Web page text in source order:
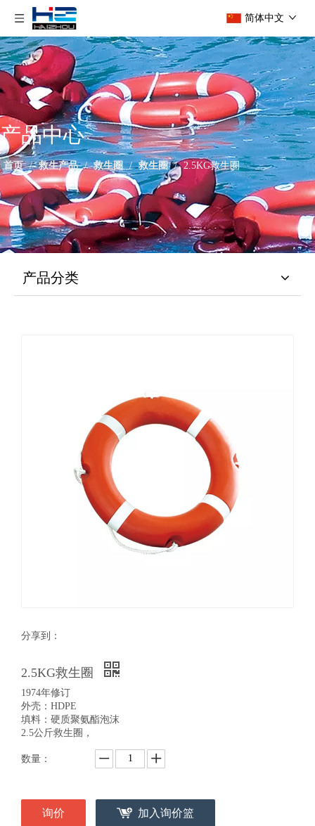
简体中文
产品中心
首页 / 救生产品 / 救生圈 / 救生圈 / 2.5KG救生圈
产品分类
分享到：
2.5KG救生圈
1974年修订
外壳：HDPE
填料：硬质聚氨酯泡沫
2.5公斤救生圈，
数量：
询价 加入询价篮